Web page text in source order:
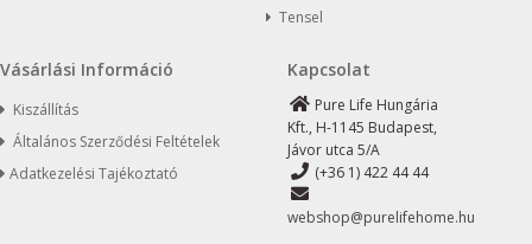
Tensel
Vásárlási Információ
Kiszállítás
Általános Szerződési Feltételek
Adatkezelési Tajékoztató
Kapcsolat
Pure Life Hungária
Kft., H-1145 Budapest,
Jávor utca 5/A
(+36 1) 422 44 44
webshop@purelifehome.hu